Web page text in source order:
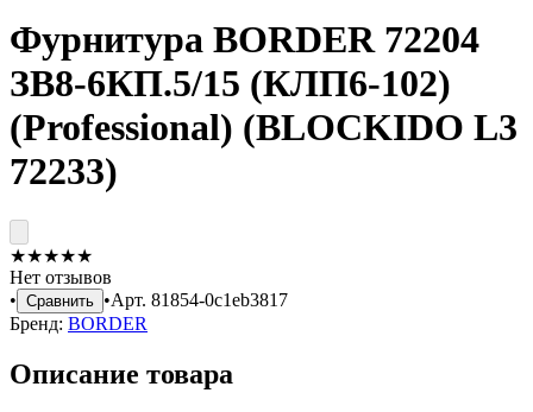
Фурнитура BORDER 72204
ЗВ8-6КП.5/15 (КЛП6-102)
(Professional) (BLOCKIDO L3
72233)
★★★★★
Нет отзывов
• Сравнить •Арт. 81854-0c1eb3817
Бренд: BORDER
Описание товара